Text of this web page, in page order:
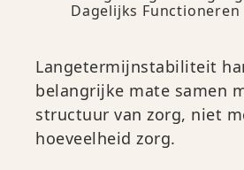
Dagelijks Functioneren
Langetermijnstabiliteit
belangrijke mate samen
structuur van zorg, niet
hoeveelheid zorg.